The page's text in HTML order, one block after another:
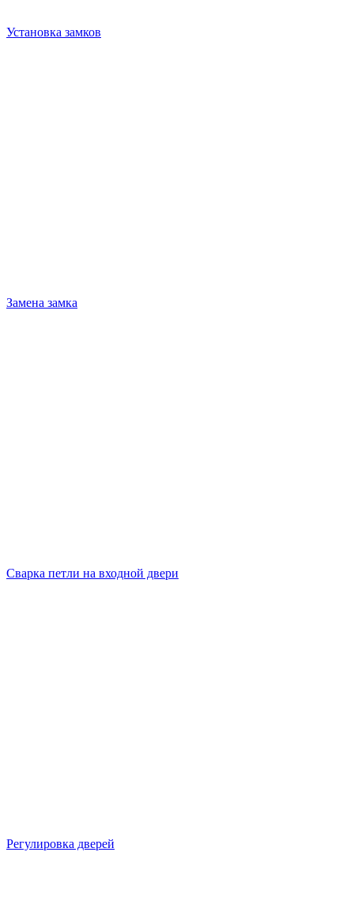
Установка замков
Замена замка
Сварка петли на входной двери
Регулировка дверей